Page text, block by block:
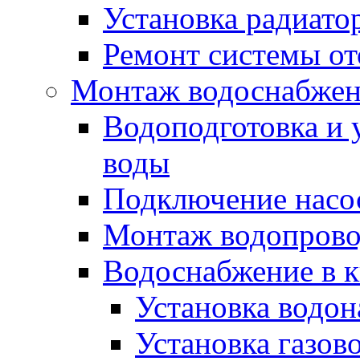
Установка
Ремонт системы
Монтаж
Водоподготовка и
воды
Подключение
Монтаж
Водоснабжение в
Установка
Установка